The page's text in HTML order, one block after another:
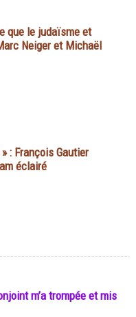
que le judaïsme et
Neiger et Michaël
: François Gautier
éclairé
m’a trompée et mis